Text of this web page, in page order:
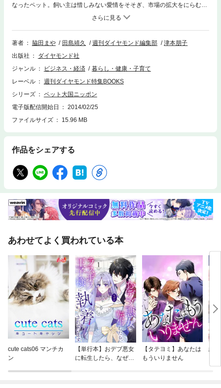
なったペット。飼い主は惜しみない愛情をそそぎ、市場の拡大をにらむ企
業も次々と参入する。しかし、ペットにまつわるおカネには相場がなく不
透明。本書では、かかる費用から、ペットとの付き合い方まで、徹底解説
する。AmebaのSNS「パシャっとmyペット」に投稿いただいた写真もバ
ッチリ掲載しています！【おもな項目】●最新のペットサービス事情に迫
病最前線●愛犬と飼い主の真のマナー●ペットとの共生住宅●ペットも楽し
める施設、一挙紹介！●病気のお値段●納得いくお弔いの方法●最新お墓事
『週刊ダイヤモンド』（2013年5月25日号）の第2特集を電子化したもの
です。雑誌のほかのコンテンツは含まれず、特集だけを電子化したため、
著者 脇田まや 田島靖久 週刊ダイヤモンド編集部
津本朋子
出版社
ダイヤモンド社
ジャンル
ビジネス・経済
暮らし・健康・子育て
レーベル
週刊ダイヤモンド特集BOOKS
シリーズ
ペット大国ニッポン
電子版配信開始日
2014/02/25
ファイルサイズ
15.96 MB
作品をシェアする
あわせてよく買われている本
cute cats06 マンチカ
ン
【単行本】おデブ悪女
に転生したら、なぜか
【タテヨミ】あなたは
もういりません
結